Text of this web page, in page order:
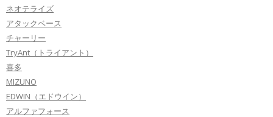
ネオテライズ
アタックベース
チャーリー
TryAnt（トライアント）
喜多
MIZUNO
EDWIN（エドウイン）
アルファフォース